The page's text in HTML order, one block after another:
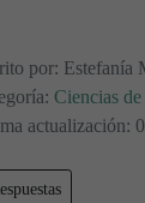
por: Estefanía
Ciencias
actualización: